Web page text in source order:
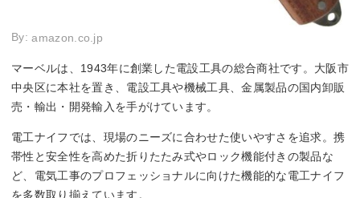
By:amazon.co.jp
マーベルは、1943年に創業した電設工具の総合商社です。大阪市
中央区に本社を置き、電設工具や機械工具、金属製品の国内卸販
売・輸出・開発輸入を手がけています。
電工ナイフでは、現場のニーズに合わせた使いやすさを追求。携
帯性と安全性を高めた折りたたみ式やロック機能付きの製品な
ど、電気工事のプロフェッショナルに向けた機能的な電工ナイフ
を多数取り揃えています。